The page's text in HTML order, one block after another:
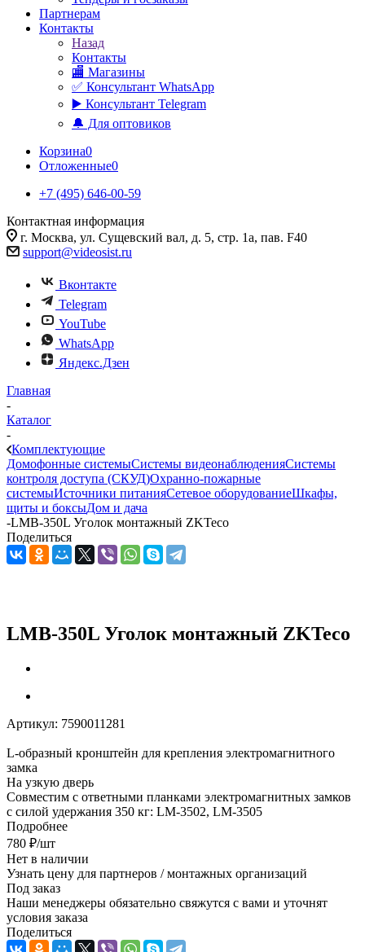
Партнерам
Контакты
Назад
Контакты
🏬 Магазины
✅️ Консультант WhatsApp
▶️ Консультант Telegram
🔔 Для оптовиков
Корзина0
Отложенные0
+7 (495) 646-00-59
Контактная информация
г. Москва, ул. Сущевский вал, д. 5, стр. 1а, пав. F40
support@videosist.ru
Вконтакте
Telegram
YouTube
WhatsApp
Яндекс.Дзен
Главная
-
Каталог
-
Комплектующие
Домофонные системыСистемы видеонаблюденияСистемы
контроля доступа (СКУД)Охранно-пожарные
системыИсточники питанияСетевое оборудованиеШкафы,
щиты и боксыДом и дача
-LMB-350L Уголок монтажный ZKTeco
Поделиться
LMB-350L Уголок монтажный ZKTeco
Артикул: 7590011281
L-oбразный кронштейн для крепления электромагнитного
замка
На узкую дверь
Совместим с ответными планками электромагнитных замков
с силой удержания 350 кг: LM-3502, LM-3505
Подробнее
780 ₽/шт
Нет в наличии
Узнать цену для партнеров / монтажных организаций
Под заказ
Наши менеджеры обязательно свяжутся с вами и уточнят
условия заказа
Поделиться